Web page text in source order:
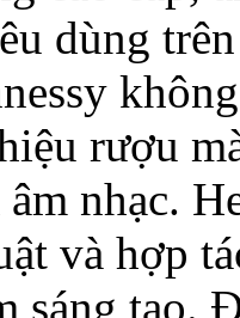
dùng
rượu
nhạc.
và hợp
sáng tạo.